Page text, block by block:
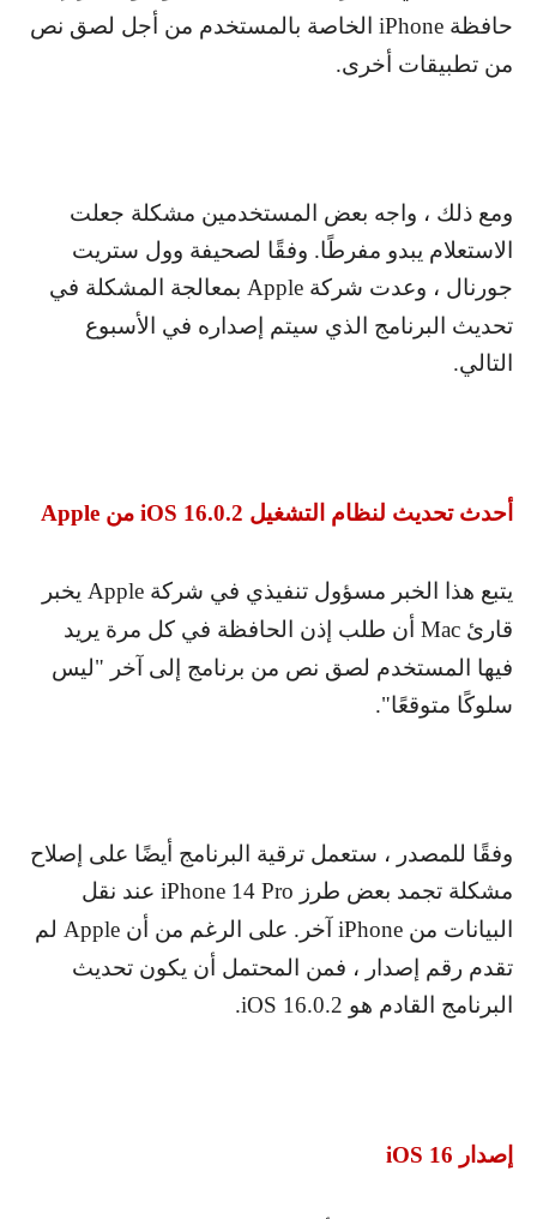
حافظة iPhone الخاصة بالمستخدم من أجل لصق نص
من تطبيقات أخرى.
ومع ذلك ، واجه بعض المستخدمين مشكلة جعلت
الاستعلام يبدو مفرطًا. وفقًا لصحيفة وول ستريت
جورنال ، وعدت شركة Apple بمعالجة المشكلة في
تحديث البرنامج الذي سيتم إصداره في الأسبوع
التالي.
أحدث تحديث لنظام التشغيل iOS 16.0.2 من Apple
يتبع هذا الخبر مسؤول تنفيذي في شركة Apple يخبر
قارئ Mac أن طلب إذن الحافظة في كل مرة يريد
فيها المستخدم لصق نص من برنامج إلى آخر "ليس
سلوكًا متوقعًا".
وفقًا للمصدر ، ستعمل ترقية البرنامج أيضًا على إصلاح
مشكلة تجمد بعض طرز iPhone 14 Pro عند نقل
البيانات من iPhone آخر. على الرغم من أن Apple لم
تقدم رقم إصدار ، فمن المحتمل أن يكون تحديث
البرنامج القادم هو iOS 16.0.2
.
إصدار iOS 16